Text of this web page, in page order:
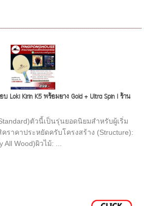
Loki Kirin K5 พร้อมยาง Gold + Ultra Spin I ร้าน
ตัวนี้เป็นรุ่นยอดนิยมสำหรับผู้เริ่ม
ราคาประหยัดครับโครงสร้าง (Structure):
Wood)ผิวไม้: ...